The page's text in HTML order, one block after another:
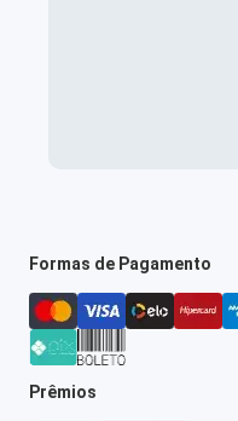
Formas de Pagamento
Prêmios